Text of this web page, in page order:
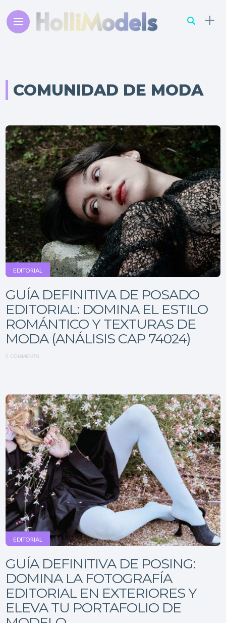
COMUNIDAD DE MODA
EDITORIAL
GUÍA DEFINITIVA DE POSADO
EDITORIAL: DOMINA EL ESTILO
ROMÁNTICO Y TEXTURAS DE
MODA (ANÁLISIS CAP 74024)
0 COMMENTS
EDITORIAL
GUÍA DEFINITIVA DE POSING:
DOMINA LA FOTOGRAFÍA
EDITORIAL EN EXTERIORES Y
ELEVA TU PORTAFOLIO DE